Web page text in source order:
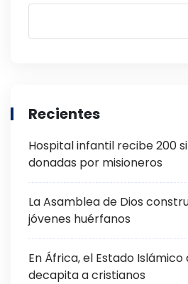
Recientes
Hospital infantil recibe 200
donadas por misioneros
La Asamblea de Dios
jóvenes huérfanos
En África, el Estado
decapita a cristianos